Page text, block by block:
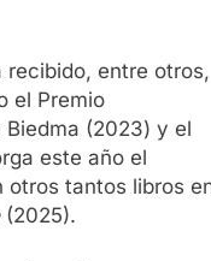
recibido, entre otros,
el Premio
Biedma (2023) y el
este año el
otros tantos libros
(2025).